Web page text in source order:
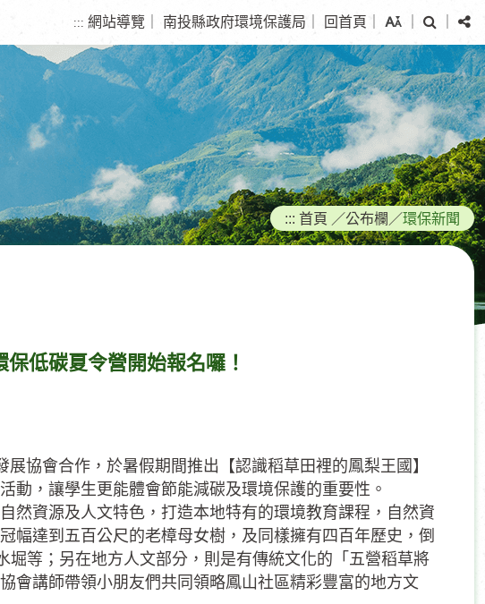
::: 網站導覽 南投縣政府環境保護局 回首頁
尋
分
享
::: 首頁 ／公布欄 ／環保新聞
低碳夏令營開始報名囉！
協會合作，於暑假期間推出【認識稻草田裡的鳳梨王國】
動，讓學生更能體會節能減碳及環境保護的重要性。
然資源及人文特色，打造本地特有的環境教育課程，自然資
幅達到五百公尺的老樟母女樹，及同樣擁有四百年歷史，倒
等；另在地方人文部分，則是有傳統文化的「五營稻草將
會講師帶領小朋友們共同領略鳳山社區精彩豐富的地方文